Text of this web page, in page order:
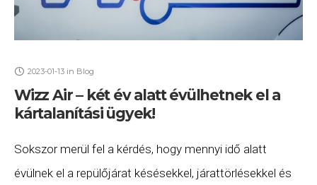
2023-01-13 in Blog
Wizz Air – két év alatt évülhetnek el a
kártalanítási ügyek!
Sokszor merül fel a kérdés, hogy mennyi idő alatt
évülnek el a repülőjárat késésekkel, járattörlésekkel és